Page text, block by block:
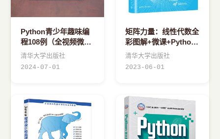
Python青少年趣味编
程108例（全视频微课
版）
清华大学出版社
2024-07-01
矩阵力量：线性代数全
彩图解+微课+Python
编程
清华大学出版社
2023-06-01